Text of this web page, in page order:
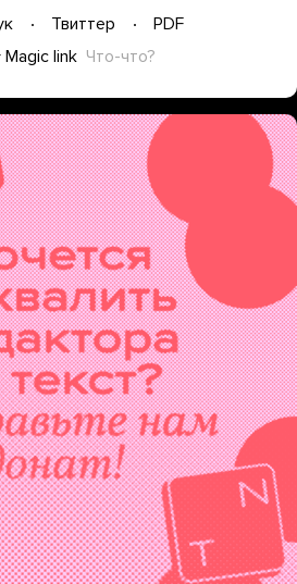
Твиттер
PDF
Magic link Что-что?